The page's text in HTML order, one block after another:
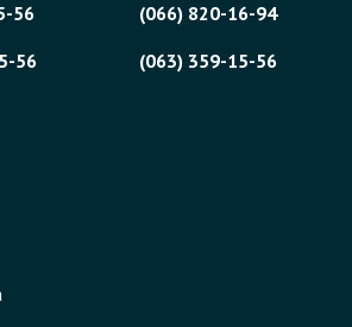
56
(066) 820-16-94
56
(063) 359-15-56